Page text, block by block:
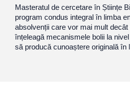
Masteratul de cercetare în Științe
program condus integral în limba
absolvenții care vor mai mult
înțeleagă mecanismele bolii la
să producă cunoaștere originală în